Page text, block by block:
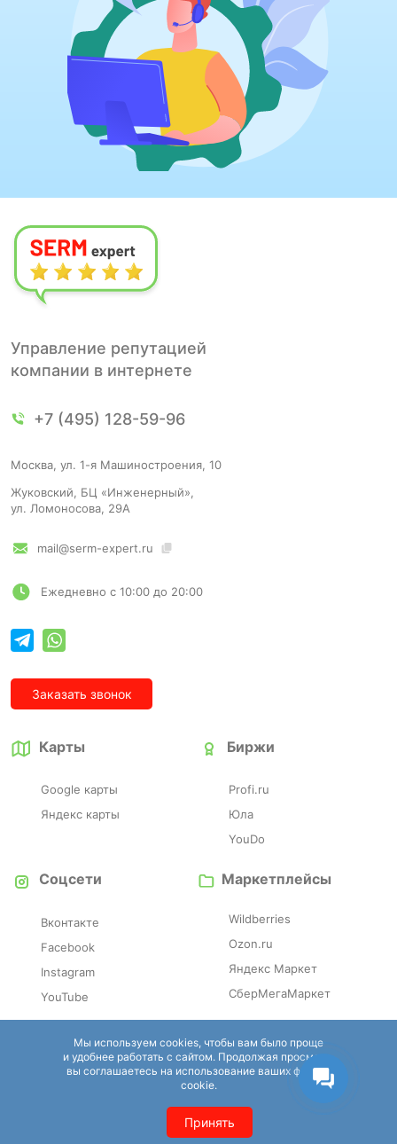
Управление репутацией
компании в интернете
+7 (495) 128-59-96
Москва, ул. 1-я Машиностроения, 10
Жуковский, БЦ «Инженерный»,
ул. Ломоносова, 29А
mail@serm-expert.ru
Ежедневно с 10:00 до 20:00
Заказать звонок
Карты
Google карты
Яндекс карты
Биржи
Profi.ru
Юла
YouDo
Соцсети
Вконтакте
Facebook
Instagram
YouTube
Справочники
Eapteka.ru
Tripadvisor
SPR.ru
Отзовики
Irecommend
Маркетплейсы
Wildberries
Ozon.ru
Яндекс Маркет
СберМегаМаркет
Мы используем cookies, чтобы вам было проще
и удобнее работать с сайтом. Продолжая просмотр,
вы соглашаетесь на использование ваших файлов
cookie.
Принять